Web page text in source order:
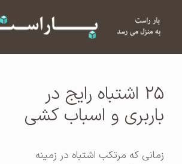
۲۵ اشتباه رایج در
باربری و اسباب کشی
زمانی که مرتکب اشتباه در زمینه